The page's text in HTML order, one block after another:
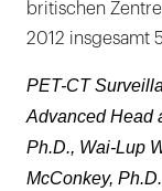
britischen
2012 insgesamt
PET-CT
Advanced Head
Ph.D., Wai-Lup
McConkey,